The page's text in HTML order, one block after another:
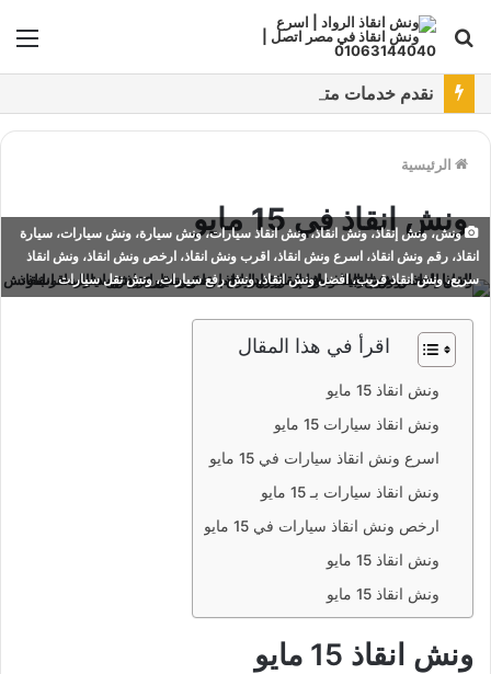
بحث
عن
الرئيسية
ونش انقاذ في 15 مايو
ونش، ونش إنقاذ، ونش انقاذ، ونش انقاذ سيارات، ونش سيارة، ونش سيارات، سيارة
انقاذ، رقم ونش انقاذ، اسرع ونش انقاذ، اقرب ونش انقاذ، ارخص ونش انقاذ، ونش انقاذ
سريع، ونش انقاذ قريب، افضل ونش انقاذ، ونش رفع سيارات، ونش نقل سيارات
اقرأ في هذا المقال
ونش انقاذ 15 مايو
ونش انقاذ سيارات 15 مايو
اسرع ونش انقاذ سيارات في 15 مايو
ونش انقاذ سيارات بـ 15 مايو
ارخص ونش انقاذ سيارات في 15 مايو
ونش انقاذ 15 مايو
ونش انقاذ 15 مايو
ونش انقاذ 15 مايو